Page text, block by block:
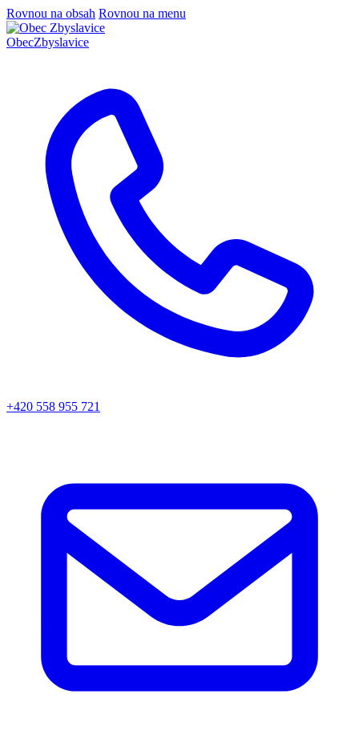
Rovnou na obsah Rovnou na menu
ObecZbyslavice
+420 558 955 721